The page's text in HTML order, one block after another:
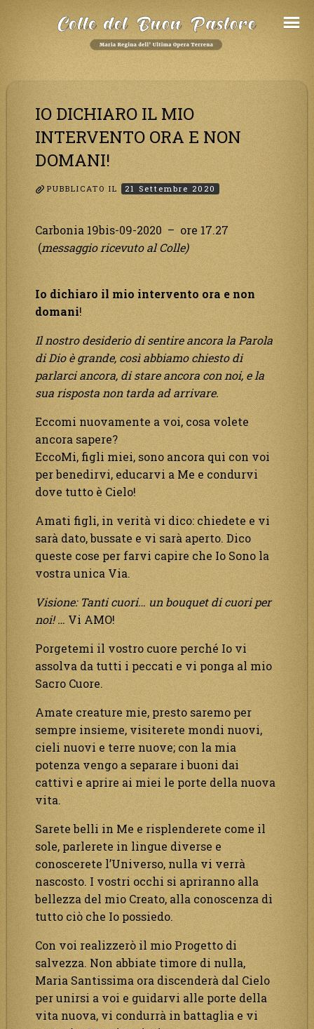
IO DICHIARO IL MIO
INTERVENTO ORA E NON
DOMANI!
PUBBLICATO IL 21 Settembre 2020
Carbonia 19bis-09-2020 – ore 17.27
(messaggio ricevuto al Colle)
Io dichiaro il mio intervento ora e non
domani!
Il nostro desiderio di sentire ancora la Parola
di Dio è grande, così abbiamo chiesto di
parlarci ancora, di stare ancora con noi, e la
sua risposta non tarda ad arrivare.
Eccomi nuovamente a voi, cosa volete
ancora sapere?
EccoMi, figli miei, sono ancora qui con voi
per benedirvi, educarvi a Me e condurvi
dove tutto è Cielo!
Amati figli, in verità vi dico: chiedete e vi
sarà dato, bussate e vi sarà aperto. Dico
queste cose per farvi capire che Io Sono la
vostra unica Via.
Visione: Tanti cuori… un bouquet di cuori per
noi!… Vi AMO!
Porgetemi il vostro cuore perché Io vi
assolva da tutti i peccati e vi ponga al mio
Sacro Cuore.
Amate creature mie, presto saremo per
sempre insieme, visiterete mondi nuovi,
cieli nuovi e terre nuove; con la mia
potenza vengo a separare i buoni dai
cattivi e aprire ai miei le porte della nuova
vita.
Sarete belli in Me e risplenderete come il
sole, parlerete in lingue diverse e
conoscerete l’Universo, nulla vi verrà
nascosto. I vostri occhi si apriranno alla
bellezza del mio Creato, alla conoscenza di
tutto ciò che Io possiedo.
Con voi realizzerò il mio Progetto di
salvezza. Non abbiate timore di nulla,
Maria Santissima ora discenderà dal Cielo
per unirsi a voi e guidarvi alle porte della
vita nuova, vi condurrà in battaglia e vi